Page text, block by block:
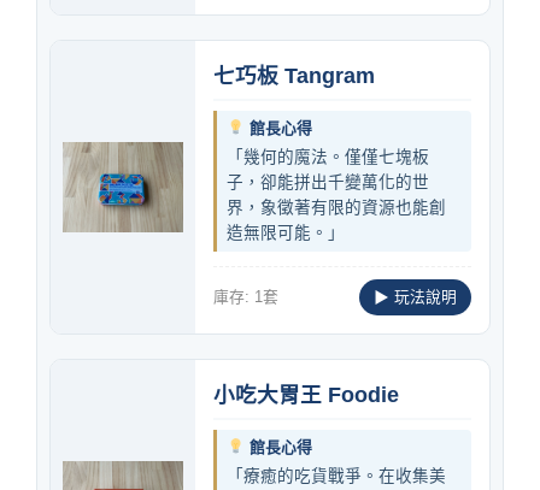
七巧板 Tangram
館長心得
「幾何的魔法。僅僅七塊板
子，卻能拼出千變萬化的世
界，象徵著有限的資源也能創
造無限可能。」
庫存: 1套 ▶ 玩法說明
小吃大胃王 Foodie
館長心得
「療癒的吃貨戰爭。在收集美